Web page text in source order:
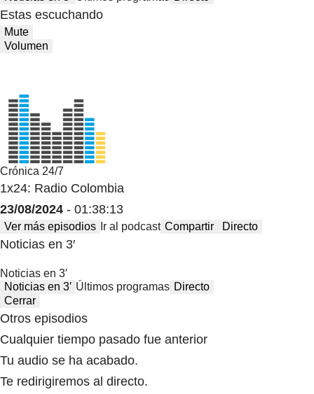
Estas escuchando
Mute
Volumen
Crónica 24/7
1x24: Radio Colombia
23/08/2024 - 01:38:13
Ver más episodios Ir al podcast Compartir Directo
Noticias en 3′
Noticias en 3′
Noticias en 3′ Últimos programas Directo
Cerrar
Otros episodios
Cualquier tiempo pasado fue anterior
Tu audio se ha acabado.
Te redirigiremos al directo.